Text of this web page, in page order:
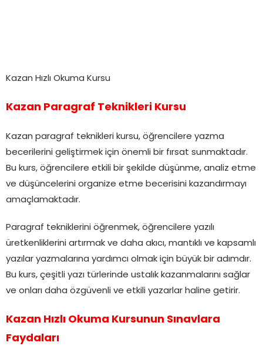
Kazan Hızlı Okuma Kursu
Kazan Paragraf Teknikleri Kursu
Kazan paragraf teknikleri kursu, öğrencilere yazma
becerilerini geliştirmek için önemli bir fırsat sunmaktadır.
Bu kurs, öğrencilere etkili bir şekilde düşünme, analiz etme
ve düşüncelerini organize etme becerisini kazandırmayı
amaçlamaktadır.
Paragraf tekniklerini öğrenmek, öğrencilere yazılı
üretkenliklerini artırmak ve daha akıcı, mantıklı ve kapsamlı
yazılar yazmalarına yardımcı olmak için büyük bir adımdır.
Bu kurs, çeşitli yazı türlerinde ustalık kazanmalarını sağlar
ve onları daha özgüvenli ve etkili yazarlar haline getirir.
Kazan Hızlı Okuma Kursunun Sınavlara
Faydaları